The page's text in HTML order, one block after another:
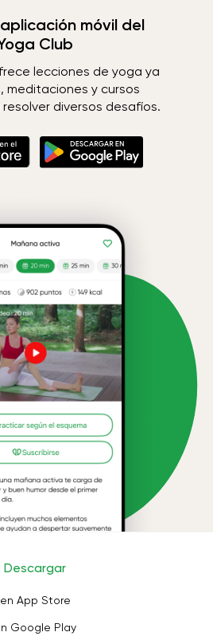
móvil del
Club
lecciones de yoga ya
meditaciones y cursos
diversos desafíos.
Descargar
en App Store
Google Play